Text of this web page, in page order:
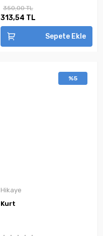
350,00 TL
313,54 TL
Sepete Ekle
%5
Hikaye
Kurt